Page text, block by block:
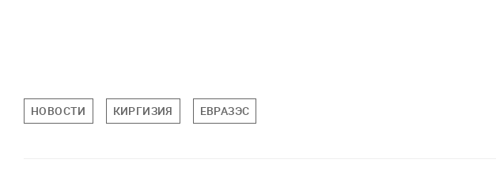
НОВОСТИ КИРГИЗИЯ ЕВРАЗЭС